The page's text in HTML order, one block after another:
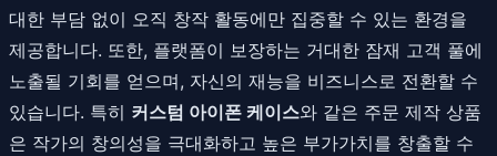
대한 부담 없이 오직 창작 활동에만 집중할 수 있는 환경을
제공합니다. 또한, 플랫폼이 보장하는 거대한 잠재 고객 풀에
노출될 기회를 얻으며, 자신의 재능을 비즈니스로 전환할 수
있습니다. 특히 커스텀 아이폰 케이스와 같은 주문 제작 상품
은 작가의 창의성을 극대화하고 높은 부가가치를 창출할 수